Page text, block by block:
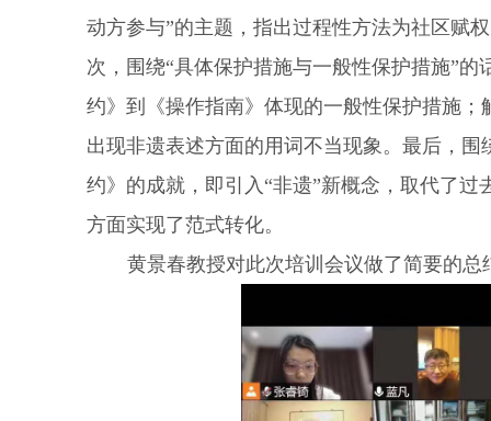
动方参与”的主题，指出过程性方法为社区赋
次，围绕“具体保护措施与一般性保护措施”
约》到《操作指南》体现的一般性保护措施
出现非遗表述方面的用词不当现象。最后，
约》的成就，即引入“非遗”新概念，取代了过
方面实现了范式转化。
黄景春教授对此次培训会议做了简要的